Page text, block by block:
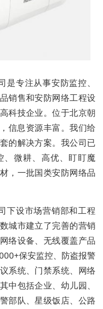
专注从事安防监控、
销售和安防网络工程设
科技企业。位于北京朝
信息资源丰富。我们给
的解决方案。我公司已
、微耕、高优、盯盯魔
，一批国类安防网络品
下设市场营销部和工程
城市建立了完善的营销
络设备、无线覆盖产品
保安监控、防盗报警
系统、门禁系统、网络
中包括企业、幼儿园、
部队、星级饭店、公路